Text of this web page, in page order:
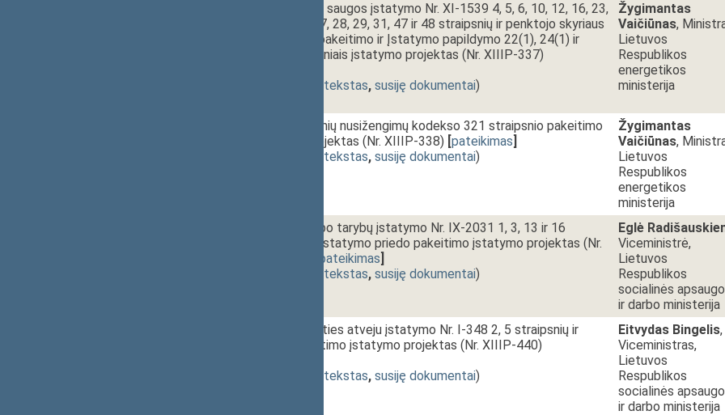
Branduolinės saugos įstatymo Nr. XI-1539 4, 5, 6, 10, 12, 16, 23,
24, 25, 26, 27, 28, 29, 31, 47 ir 48 straipsnių ir penktojo skyriaus
pavadinimo pakeitimo ir Įstatymo papildymo 22(1), 24(1) ir
26(1) straipsniais įstatymo projektas (Nr. XIIIP-337)
dokumento tekstas, susiję dokumentai)
Žygimantas
Vaičiūnas,
Lietuvos
Respublikos
energetikos
ministerija
Administracinių nusižengimų kodekso 321 straipsnio pakeitimo
įstatymo projektas (Nr. XIIIP-338) [pateikimas]
dokumento tekstas, susiję dokumentai)
Žygimantas
Vaičiūnas,
Lietuvos
Respublikos
energetikos
ministerija
Europos darbo tarybų įstatymo Nr. IX-2031 1, 3, 13 ir 16
straispnių ir Įstatymo priedo pakeitimo įstatymo projektas (Nr.
pateikimas]
dokumento tekstas, susiję dokumentai)
Eglė
Viceministrė,
Lietuvos
Respublikos
socialinės
ir darbo ministerija
Paramos mirties atveju įstatymo Nr. I-348 2, 5 straipsnių ir
priedo pakeitimo įstatymo projektas (Nr. XIIIP-440)
dokumento tekstas, susiję dokumentai)
Eitvydas Bingelis,
Viceministras,
Lietuvos
Respublikos
socialinės
ir darbo ministerija